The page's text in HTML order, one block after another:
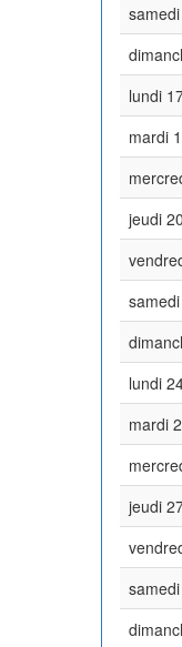
lundi
mardi
jeudi
lundi
mardi
jeudi